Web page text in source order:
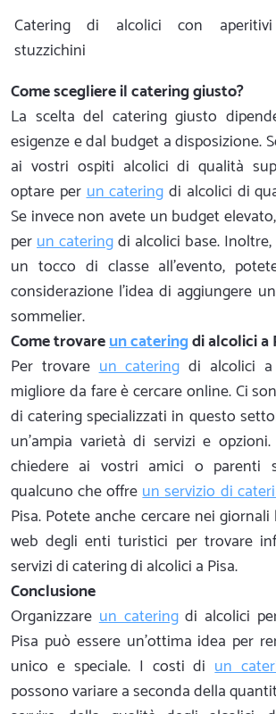
Catering di alcolici con
stuzzichini
Come scegliere il catering giusto?
La scelta del catering giusto
esigenze e dal budget a disposizione.
ai vostri ospiti alcolici di qualità
optare perun catering di alcolici di
Se invece non avete un budget
perun cateringdi alcolici base.
un tocco di classe all'evento,
considerazione l'idea di aggiungere
sommelier.
Come trovareun cateringdi alcolici a
Per trovareun catering di alcolici
migliore da fare è cercare online. Ci
di catering specializzati in questo
un'ampia varietà di servizi e
chiedere ai vostri amici o parenti
qualcuno che offreun servizio di
Pisa. Potete anche cercare nei
web degli enti turistici per trovare
servizi di catering di alcolici a Pisa.
Conclusione
Organizzareun cateringdi alcolici
Pisa può essere un'ottima idea per
unico e speciale. I costi diun
possono variare a seconda della